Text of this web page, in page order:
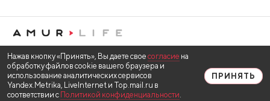
Нажав кнопку «Принять», Вы даете свое согласие на
обработку файлов cookie вашего браузера и
использование аналитических сервисов
Yandex.Metrika, LiveInternet и Top.mail.ru в
соответствии с Политикой конфиденциальности.
ПРИНЯТЬ